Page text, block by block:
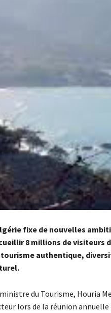
fixe de nouvelles
8 millions de visiteurs
tourisme authentique,
du Tourisme, Houria
lors de la réunion annuelle